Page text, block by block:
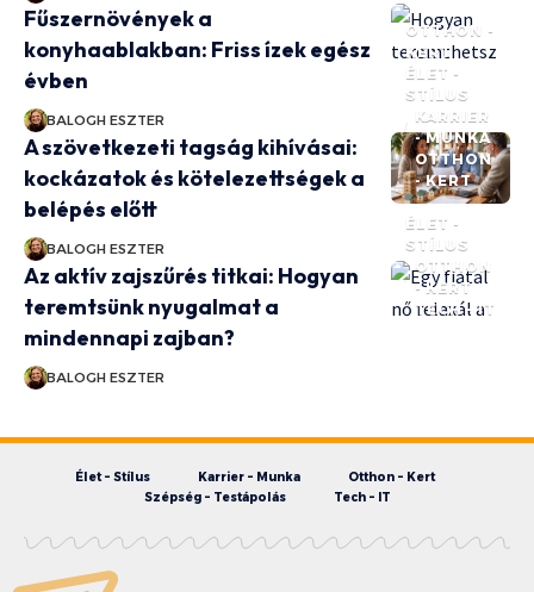
OTTHON -
KERT
Fűszernövények a
konyhaablakban: Friss ízek egész
évben
BALOGH ESZTER
ÉLET -
STÍLUS
KARRIER
- MUNKA
OTTHON
- KERT
A szövetkezeti tagság kihívásai:
kockázatok és kötelezettségek a
belépés előtt
BALOGH ESZTER
ÉLET -
STÍLUS
OTTHON
- KERT
TECH - IT
Az aktív zajszűrés titkai: Hogyan
teremtsünk nyugalmat a
mindennapi zajban?
BALOGH ESZTER
Élet – Stílus Karrier – Munka
Otthon – Kert
Szépség – Testápolás
Tech – IT